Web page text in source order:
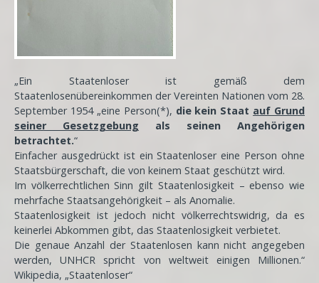
„Ein Staatenloser ist gemäß dem
Staatenlosenübereinkommen der Vereinten Nationen vom 28.
September 1954 „eine Person(*), die kein Staat auf Grund
seiner Gesetzgebung als seinen Angehörigen
betrachtet.“
Einfacher ausgedrückt ist ein Staatenloser eine Person ohne
Staatsbürgerschaft, die von keinem Staat geschützt wird.
Im völkerrechtlichen Sinn gilt Staatenlosigkeit – ebenso wie
mehrfache Staatsangehörigkeit – als Anomalie.
Staatenlosigkeit ist jedoch nicht völkerrechtswidrig, da es
keinerlei Abkommen gibt, das Staatenlosigkeit verbietet.
Die genaue Anzahl der Staatenlosen kann nicht angegeben
werden, UNHCR spricht von weltweit einigen Millionen.“
Wikipedia, „Staatenloser“